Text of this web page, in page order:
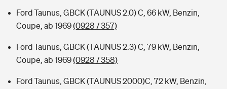
Ford Taunus, GBCK (TAUNUS 2.0) C, 66 kW, Benzin,
Coupe, ab 1969(0928 / 357)
Ford Taunus, GBCK (TAUNUS 2.3) C, 79 kW, Benzin,
Coupe, ab 1969(0928 / 358)
Ford Taunus, GBCK (TAUNUS 2000)C, 72 kW, Benzin,